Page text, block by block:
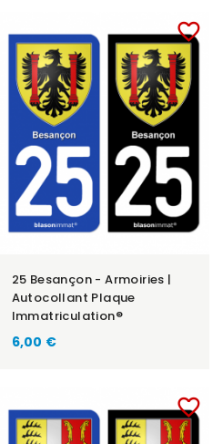
favorite_border
25 Besançon - Armoiries |
Autocollant Plaque
Immatriculation®
6,00 €
favorite_border